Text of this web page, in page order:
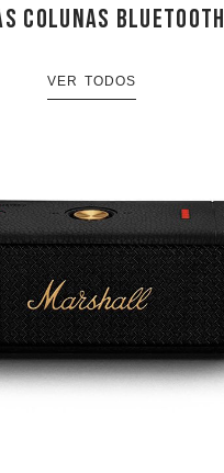
COLUNAS BLUETOOTH
VER TODOS